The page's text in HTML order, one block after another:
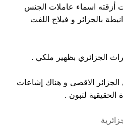
أزقته اسماء عاملات الجنس
بالجزائر و فيلاج اللفت
الجزائري بظهير ملكي .
الاقصى و هناك إشاعات
لتبون .